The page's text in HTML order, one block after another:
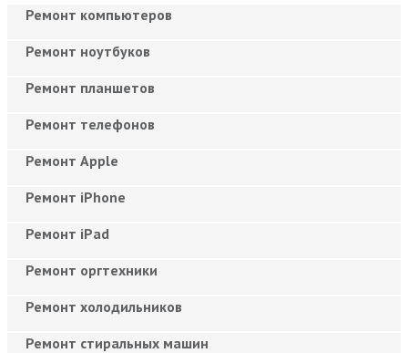
Ремонт компьютеров
Ремонт ноутбуков
Ремонт планшетов
Ремонт телефонов
Ремонт Apple
Ремонт iPhone
Ремонт iPad
Ремонт оргтехники
Ремонт холодильников
Ремонт стиральных машин